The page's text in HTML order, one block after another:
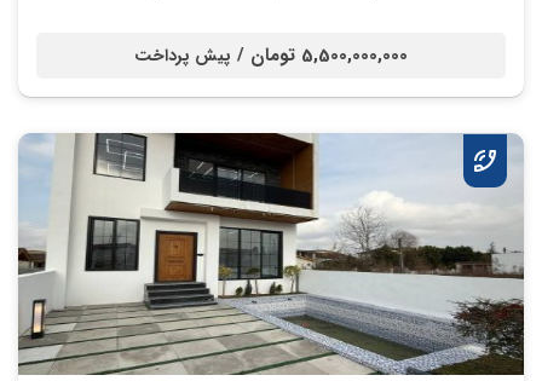
5,500,000,000 تومان / پیش پرداخت